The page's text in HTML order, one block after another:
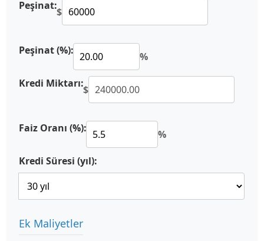
Peşinat:$
Peşinat (%): %
Kredi Miktarı:$
Faiz Oranı (%): %
Kredi Süresi (yıl):
Ek Maliyetler